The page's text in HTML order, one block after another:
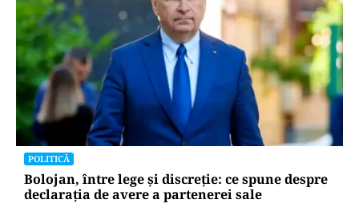
POLITICĂ
Bolojan, între lege și discreție: ce spune despre
declarația de avere a partenerei sale